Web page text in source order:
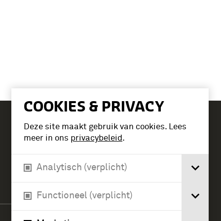
COOKIES & PRIVACY
Deze site maakt gebruik van cookies. Lees
meer in ons privacybeleid.
Analytisch (verplicht)
Functioneel (verplicht)
Tickets
Verlengde Paltzerweg 1